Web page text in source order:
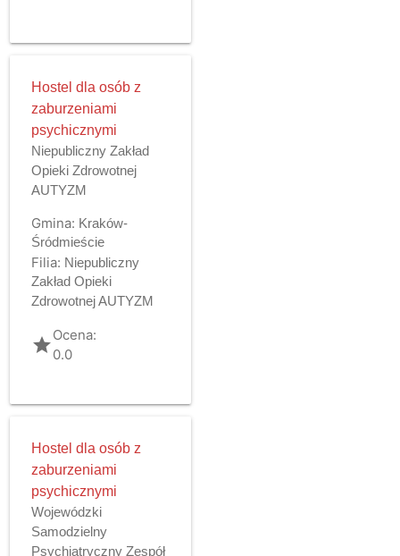
Hostel dla osób z
zaburzeniami
psychicznymi
Niepubliczny Zakład
Opieki Zdrowotnej
AUTYZM
Gmina: Kraków-
Śródmieście
Filia: Niepubliczny
Zakład Opieki
Zdrowotnej AUTYZM
gradeOcena:
0.0
Hostel dla osób z
zaburzeniami
psychicznymi
Wojewódzki
Samodzielny
Psychiatryczny Zespół